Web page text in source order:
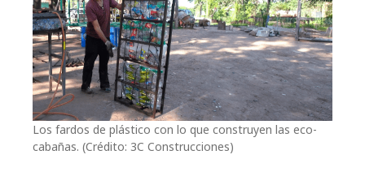
Los fardos de plástico con lo que construyen las eco-
cabañas. (Crédito: 3C Construcciones)